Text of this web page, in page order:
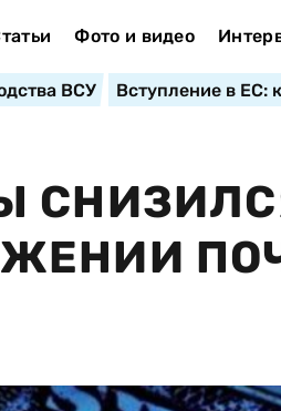
Фото и видео
ВСУ Вступление в ЕС: